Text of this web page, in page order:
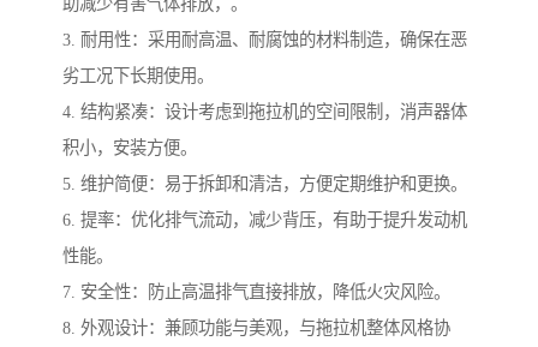
助减少有害气体排放，。
3. 耐用性：采用耐高温、耐腐蚀的材料制造，确保在恶
劣工况下长期使用。
4. 结构紧凑：设计考虑到拖拉机的空间限制，消声器体
积小，安装方便。
5. 维护简便：易于拆卸和清洁，方便定期维护和更换。
6. 提率：优化排气流动，减少背压，有助于提升发动机
性能。
7. 安全性：防止高温排气直接排放，降低火灾风险。
8. 外观设计：兼顾功能与美观，与拖拉机整体风格协